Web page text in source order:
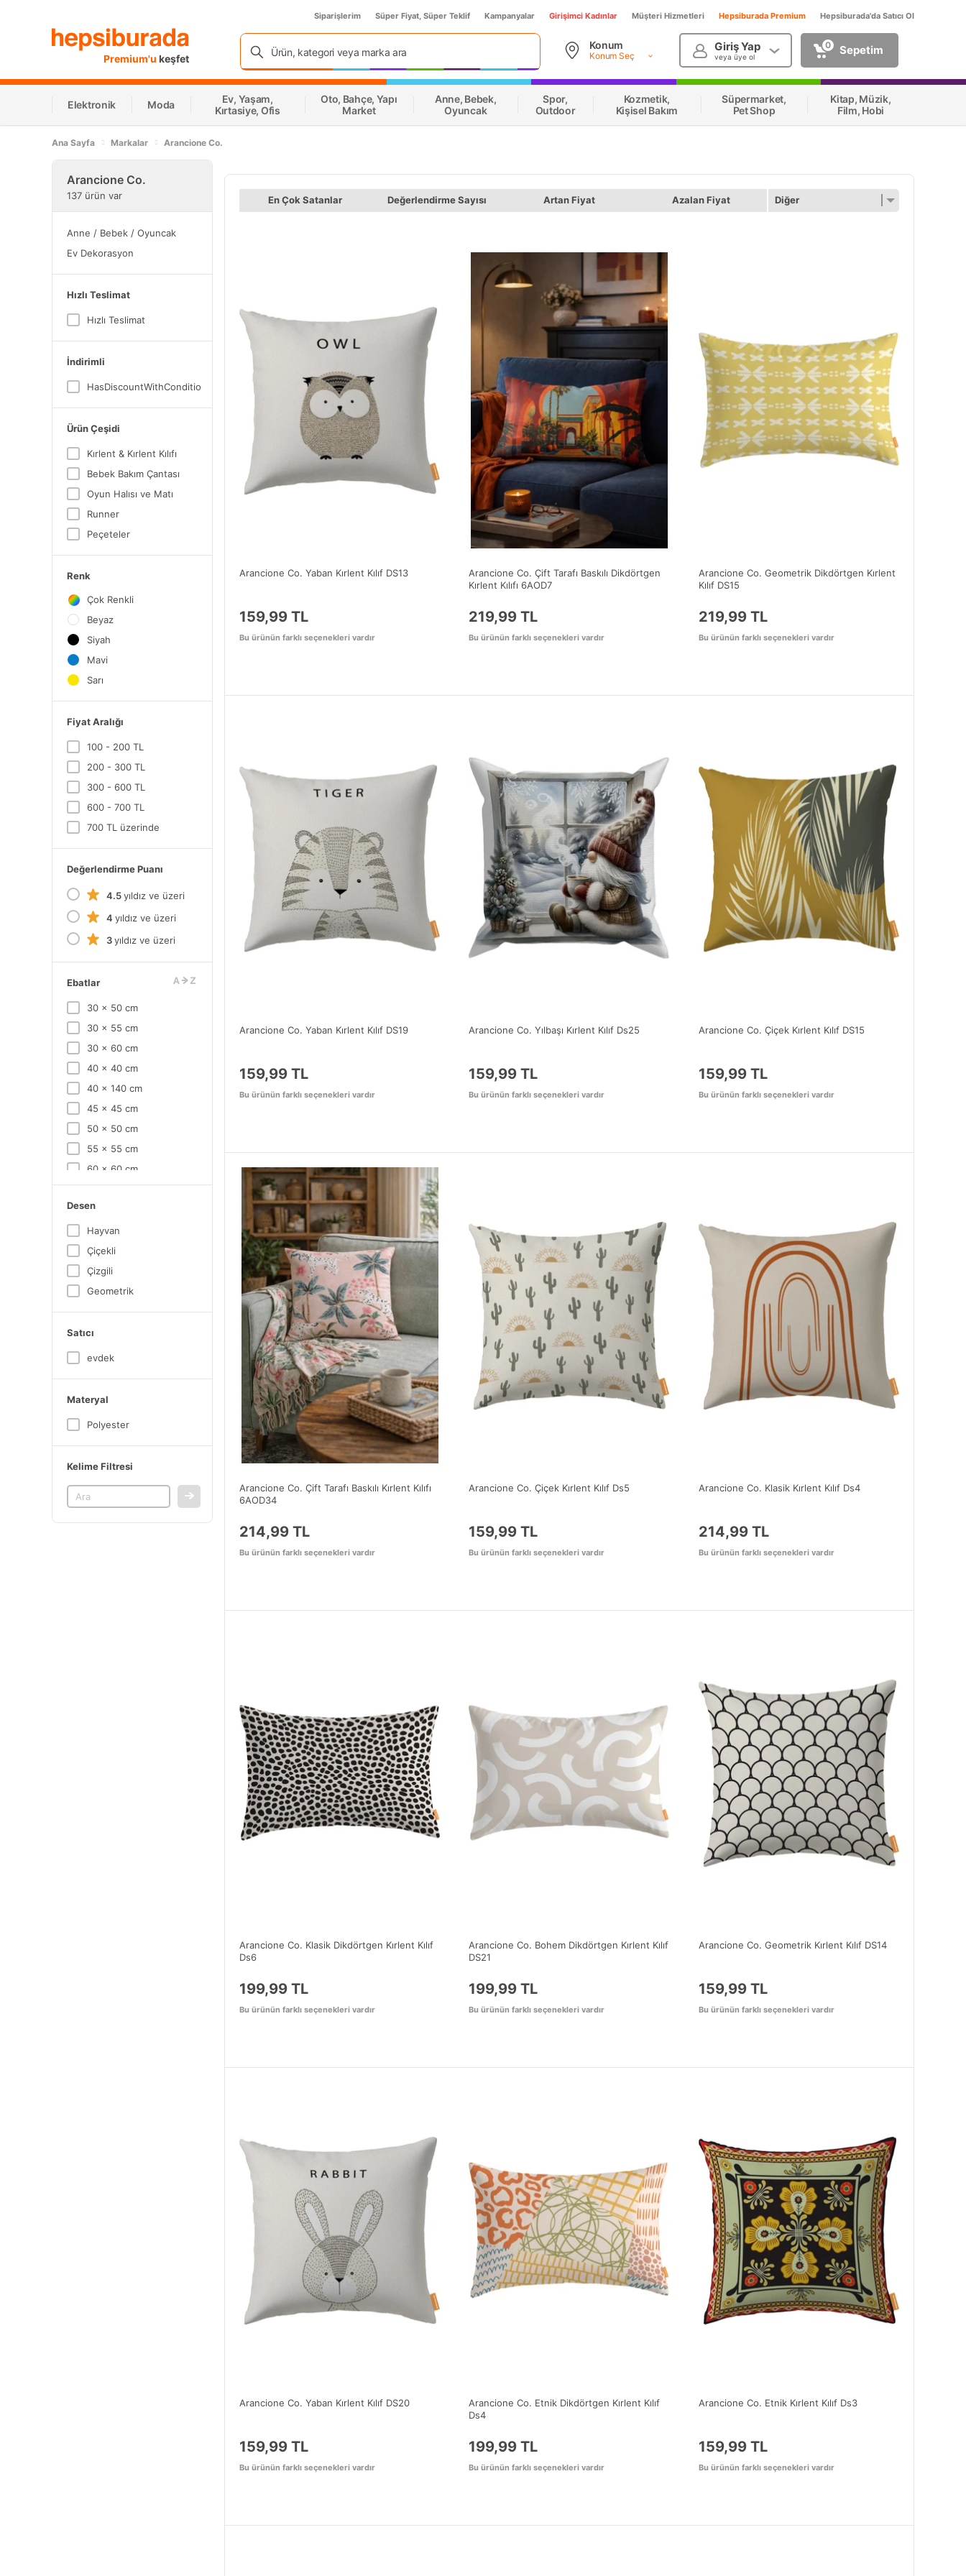
Siparişlerim Süper Fiyat, Süper Teklif Kampanyalar Girişimci Kadınlar Müşteri Hizmetleri Hepsiburada Premium Hepsiburada'da Satıcı Ol
Premium'u keşfet
Konum
Konum Seç
Giriş Yap
veya üye ol
0 Sepetim
Elektronik Moda
Ev, Yaşam,
Kırtasiye, Ofis
Oto, Bahçe, Yapı
Market
Anne, Bebek,
Oyuncak
Spor,
Outdoor
Kozmetik,
Kişisel Bakım
Süpermarket,
Pet Shop
Kitap, Müzik,
Film, Hobi
Ana Sayfa Markalar Arancione Co.
Arancione Co.
137 ürün var
Anne / Bebek / Oyuncak
Ev Dekorasyon
Hızlı Teslimat
Hızlı Teslimat
İndirimli
HasDiscountWithConditionsGroup
Ürün Çeşidi
Kırlent & Kırlent Kılıfı
Bebek Bakım Çantası
Oyun Halısı ve Matı
Runner
Peçeteler
Renk
Çok Renkli
Beyaz
Siyah
Mavi
Sarı
Fiyat Aralığı
100 - 200 TL
200 - 300 TL
300 - 600 TL
600 - 700 TL
700 TL üzerinde
Değerlendirme Puanı
4.5yıldız ve üzeri
4 yıldız ve üzeri
3yıldız ve üzeri
Ebatlar
30 x 50 cm
30 x 55 cm
30 x 60 cm
40 x 40 cm
40 x 140 cm
45 x 45 cm
50 x 50 cm
55 x 55 cm
60 x 60 cm
145 x 100 cm
145 x 210 cm
145 x 270 cm
Desen
Hayvan
Çiçekli
Çizgili
Geometrik
Satıcı
evdek
Materyal
Polyester
Kelime Filtresi
En Çok Satanlar Değerlendirme Sayısı Artan Fiyat Azalan Fiyat Diğer
Arancione Co. Yaban Kırlent Kılıf DS13
159,99 TL
Bu ürünün farklı seçenekleri vardır
Arancione Co. Çift Tarafı Baskılı Dikdörtgen
Kırlent Kılıfı 6AOD7
219,99 TL
Bu ürünün farklı seçenekleri vardır
Arancione Co. Geometrik Dikdörtgen Kırlent
Kılıf DS15
219,99 TL
Bu ürünün farklı seçenekleri vardır
Arancione Co. Yaban Kırlent Kılıf DS19
159,99 TL
Bu ürünün farklı seçenekleri vardır
Arancione Co. Yılbaşı Kırlent Kılıf Ds25
159,99 TL
Bu ürünün farklı seçenekleri vardır
Arancione Co. Çiçek Kırlent Kılıf DS15
159,99 TL
Bu ürünün farklı seçenekleri vardır
Arancione Co. Çift Tarafı Baskılı Kırlent Kılıfı
6AOD34
214,99 TL
Bu ürünün farklı seçenekleri vardır
Arancione Co. Çiçek Kırlent Kılıf Ds5
159,99 TL
Bu ürünün farklı seçenekleri vardır
Arancione Co. Klasik Kırlent Kılıf Ds4
214,99 TL
Bu ürünün farklı seçenekleri vardır
Arancione Co. Klasik Dikdörtgen Kırlent Kılıf
Ds6
199,99 TL
Bu ürünün farklı seçenekleri vardır
Arancione Co. Bohem Dikdörtgen Kırlent Kılıf
DS21
199,99 TL
Bu ürünün farklı seçenekleri vardır
Arancione Co. Geometrik Kırlent Kılıf DS14
159,99 TL
Bu ürünün farklı seçenekleri vardır
Arancione Co. Yaban Kırlent Kılıf DS20
159,99 TL
Bu ürünün farklı seçenekleri vardır
Arancione Co. Etnik Dikdörtgen Kırlent Kılıf
Ds4
199,99 TL
Bu ürünün farklı seçenekleri vardır
Arancione Co. Etnik Kırlent Kılıf Ds3
159,99 TL
Bu ürünün farklı seçenekleri vardır